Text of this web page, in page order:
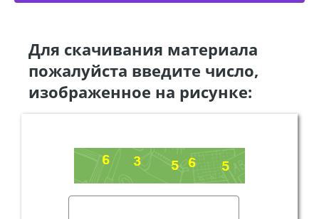
Для скачивания материала
пожалуйста введите число,
изображенное на рисунке: